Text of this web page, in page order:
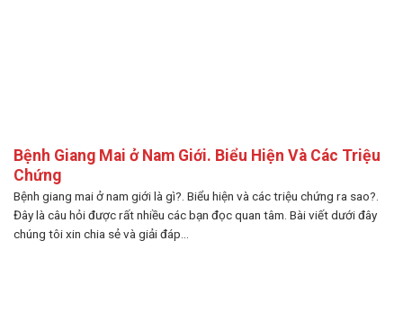
Bệnh Giang Mai ở Nam Giới. Biểu Hiện Và Các Triệu
Chứng
Bệnh giang mai ở nam giới là gì?. Biểu hiện và các triệu chứng ra sao?.
Đây là câu hỏi được rất nhiều các bạn đọc quan tâm. Bài viết dưới đây
chúng tôi xin chia sẻ và giải đáp...